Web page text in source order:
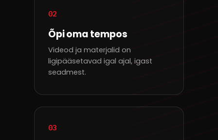
02
Õpi oma tempos
Videod ja materjalid on
ligipääsetavad igal ajal, igast
seadmest.
03